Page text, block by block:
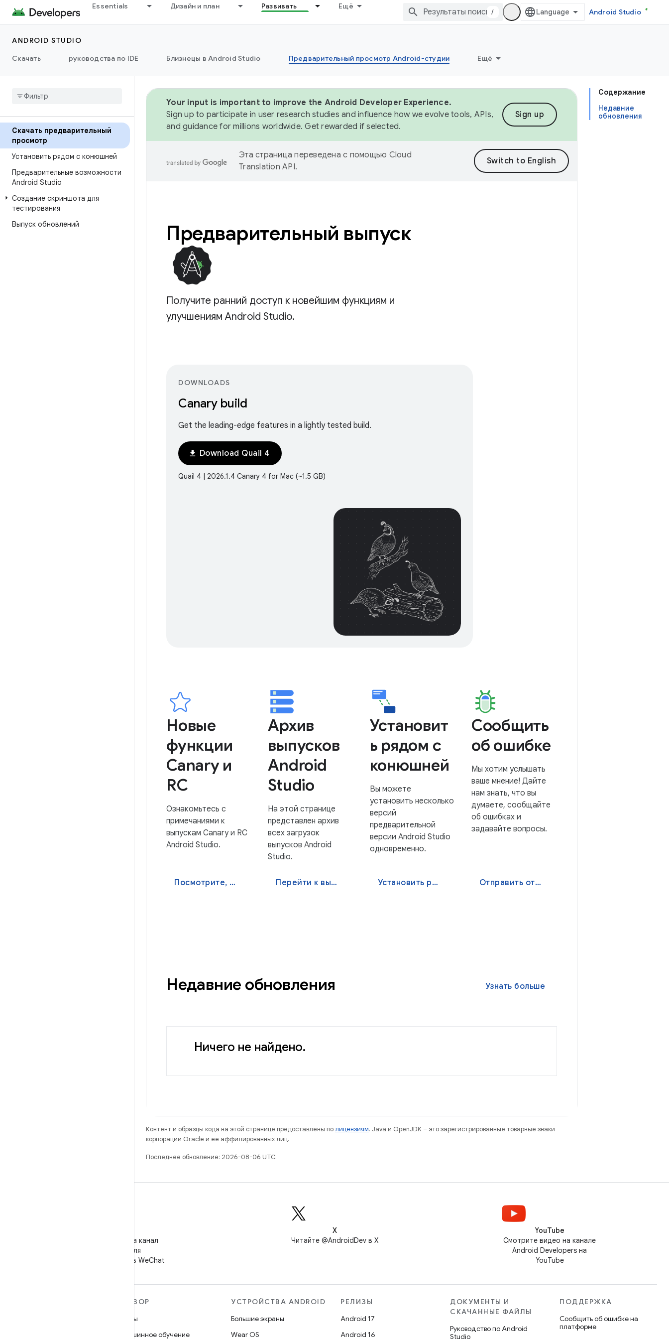
Essentials Дизайн и план Развивать Ещё
/ Android Studio
ANDROID STUDIO
Скачать
руководства по IDE Близнецы в Android Studio Предварительный просмотр Android-студии Ещё
Скачать предварительный
просмотр
Установить рядом с конюшней
Предварительные возможности
Android Studio
Создание скриншота для
тестирования
Выпуск обновлений
Содержание
Недавние
обновления
Your input is important to improve the Android Developer Experience.
Sign up to participate in user research studies and influence how we evolve tools, APIs,
and guidance for millions worldwide. Get rewarded if selected.
Sign up
Эта страница переведена с помощью Cloud
Translation API.
Предварительный выпуск
Получите ранний доступ к новейшим функциям и
улучшениям Android Studio.
DOWNLOADS
Canary build
Get the leading-edge features in a lightly tested build.
download Download Quail 4
Quail 4 | 2026.1.4 Canary 4 for Mac (~1.5 GB)
Новые
функции
Canary и
RC
Ознакомьтесь с
примечаниями к
выпускам Canary и RC
Android Studio.
Посмотрите, что нового
Архив
выпусков
Android
Studio
На этой странице
представлен архив
всех загрузок
выпусков Android
Studio.
Перейти к выпуску загрузок
Установит
ь рядом с
конюшней
Вы можете
установить несколько
версий
предварительной
версии Android Studio
одновременно.
Установить рядом с конюшней
Сообщить
об ошибке
Мы хотим услышать
ваше мнение! Дайте
нам знать, что вы
думаете, сообщайте
об ошибках и
задавайте вопросы.
Отправить отчет
Недавние обновления Узнать больше
Ничего не найдено.
Контент и образцы кода на этой странице предоставлены полицензиям. Java и OpenJDK – это зарегистрированные товарные знаки
корпорации Oracle и ее аффилированных лиц.
Последнее обновление: 2026-08-06 UTC.
Подпишитесь на канал
"Android для
разработчиков" в WeChat
X
Читайте @AndroidDev в X
YouTube
Смотрите видео на канале
Android Developers на
YouTube
ОБЗОР
Игры
Машинное обучение
УСТРОЙСТВА ANDROID
Большие экраны
Wear OS
РЕЛИЗЫ
Android 17
Android 16
ДОКУМЕНТЫ И
СКАЧАННЫЕ ФАЙЛЫ
Руководство по Android
Studio
ПОДДЕРЖКА
Сообщить об ошибке на
платформе